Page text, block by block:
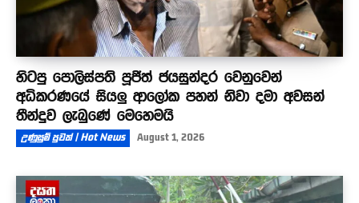
හිටපු පොලිස්පති පූජිත් ජයසුන්දර වෙනුවෙන්
අධිකරණයේ සියලු ආලෝක පහන් නිවා දමා අවසන්
තීන්දුව ලැබුණේ මෙහෙමයි
උණුසුම් පුවත් | Hot News August 1, 2026